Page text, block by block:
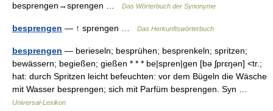
besprengen→sprengen …
Das Wörterbuch der Synonyme
besprengen — ↑ sprengen … Das Herkunftswörterbuch
besprengen — berieseln; besprühen; besprenkeln; spritzen;
bewässern; begießen; gießen * * * be|spren|gen [bə ʃprɛŋən] <tr.;
hat: durch Spritzen leicht befeuchten: vor dem Bügeln die Wäsche
mit Wasser besprengen; sich mit Parfüm besprengen. Syn …
Universal-Lexikon